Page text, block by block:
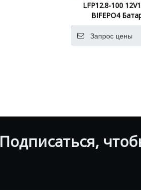
LFP12.8-100
BIFEPO4
Запрос цены
Подписаться,